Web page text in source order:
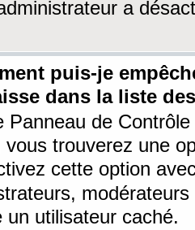
a
puis-je
dans la liste
Panneau de
vous trouverez une
cette option
un utilisateur caché.